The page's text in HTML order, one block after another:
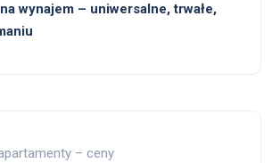
wynajem – uniwersalne, trwałe,
– ceny